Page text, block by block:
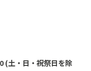
(土・日・祝祭日を除